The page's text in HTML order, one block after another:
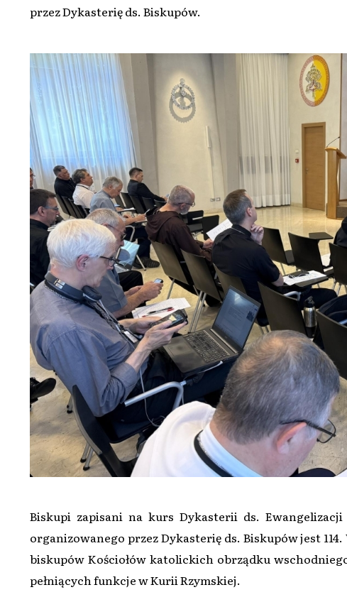
przez Dykasterię ds. Biskupów.
Biskupi zapisani na kurs Dykasterii ds.
organizowanego przez Dykasterię ds. Biskupów jest
biskupów Kościołów katolickich obrządku
pełniących funkcje w Kurii Rzymskiej.